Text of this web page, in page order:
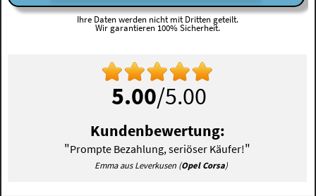
Ihre Daten werden nicht mit Dritten geteilt.
Wir garantieren 100% Sicherheit.
5.00/5.00
Kundenbewertung:
"Prompte Bezahlung, seriöser Käufer!"
Emma aus Leverkusen (Opel Corsa)